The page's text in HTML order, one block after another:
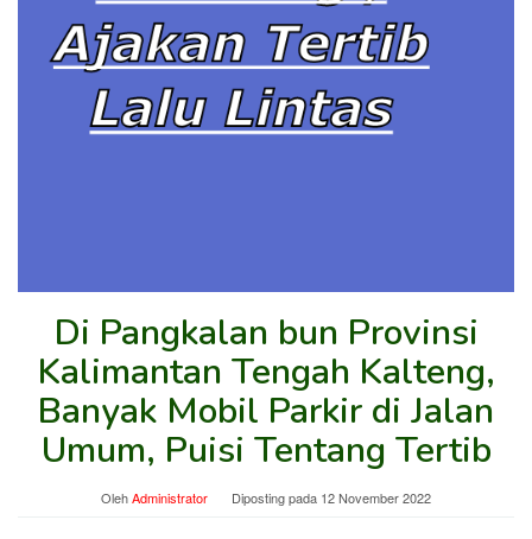
Di Pangkalan bun Provinsi
Kalimantan Tengah Kalteng,
Banyak Mobil Parkir di Jalan
Umum, Puisi Tentang Tertib
OlehAdministrator Diposting pada 12 November 2022